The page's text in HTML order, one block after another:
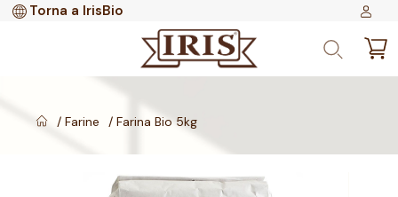
Torna a IrisBio
Farine Farina Bio 5kg